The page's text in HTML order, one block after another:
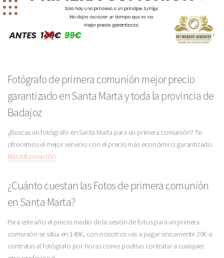
Fotógrafo de primera comunión mejor precio
garantizado en Santa Marta y toda la provincia de
Badajoz
¿Buscas un fotógrafo en Santa Marta para un primera comunión? Te
ofrecemos el mejor servicio con el precio más económico garantizado.
Más Información
¿Cuánto cuestan las Fotos de primera comunión
en Santa Marta?
Para este año el precio medio de la sesión de fotos para un primera
comunión se sitúa en 149€, con nosotros vas a pagar únicamente 20€ si
contratas al fotógrafo por horas como podrías contratar a cualquier